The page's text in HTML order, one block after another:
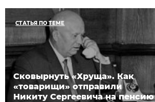
СТАТЬЯ ПО ТЕМЕ
Сковырнуть «Хруща». Как
«товарищи» отправили
Никиту Сергеевича на пенсию